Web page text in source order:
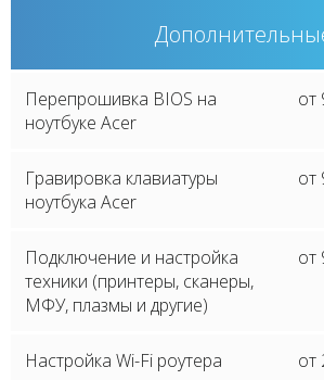
Перепрошивка BIOS на
ноутбуке Acer
от
Гравировка клавиатуры
ноутбука Acer
от
Подключение и настройка
техники (принтеры, сканеры,
МФУ, плазмы и другие)
от
Настройка Wi-Fi роутера от